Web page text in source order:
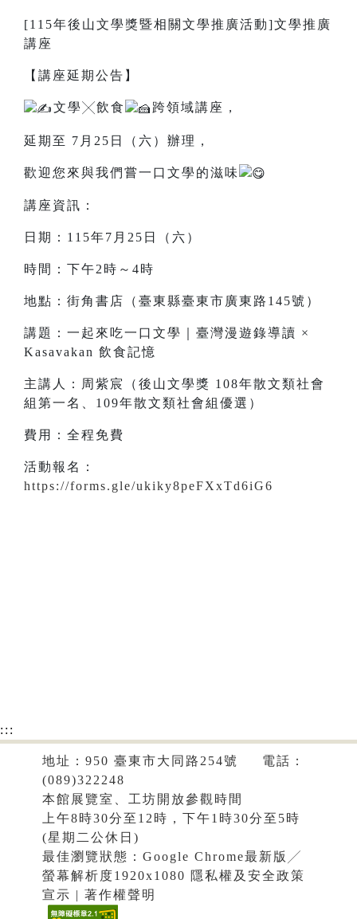
[115年後山文學獎暨相關文學推廣活動]文學推廣
講座
【講座延期公告】
文學╳飲食 跨領域講座，
延期至 7月25日（六）辦理，
歡迎您來與我們嘗一口文學的滋味
講座資訊：
日期：115年7月25日（六）
時間：下午2時～4時
地點：街角書店（臺東縣臺東市廣東路145號）
講題：一起來吃一口文學｜臺灣漫遊錄導讀 ×
Kasavakan 飲食記憶
主講人：周紫宸（後山文學獎 108年散文類社會
組第一名、109年散文類社會組優選）
費用：全程免費
活動報名：
https://forms.gle/ukiky8peFXxTd6iG6
:::
地址：950 臺東市大同路254號 電話：
(089)322248
本館展覽室、工坊開放參觀時間
上午8時30分至12時，下午1時30分至5時
(星期二公休日)
最佳瀏覽狀態：Google Chrome最新版╱
螢幕解析度1920x1080 隱私權及安全政策
宣示 | 著作權聲明